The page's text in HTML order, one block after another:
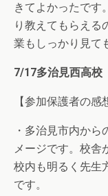
きてよかったです
り教えてもらえる
業もしっかり見て
7/17多治見西高校
【参加保護者の感
・多治見市内か
メージです。校舎
校内も明るく先生
です。